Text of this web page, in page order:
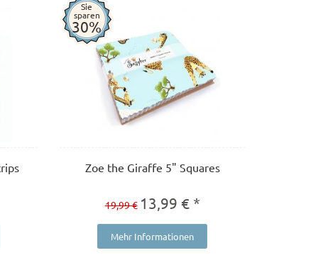
Sie
sparen
30%
Zoe the Giraffe 5" Squares
19,99 € 13,99 € *
Mehr Informationen